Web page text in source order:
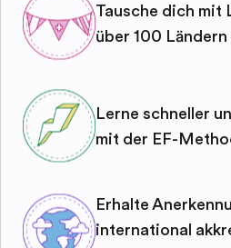
Tausche dich mit
über 100 Ländern
Lerne schneller
mit der EF-
Erhalte
international